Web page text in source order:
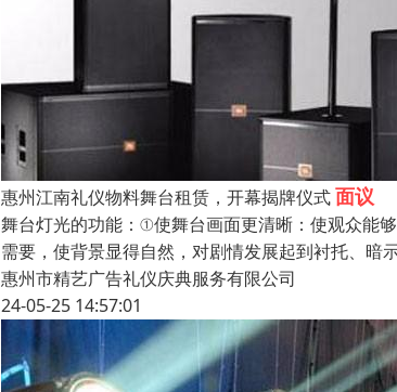
惠州江南礼仪物料舞台租赁，开幕揭牌仪式面议
舞台灯光的功能：①使舞台画面更清晰：使观众能
需要，使背景显得自然，对剧情发展起到衬托、
惠州市精艺广告礼仪庆典服务有限公司
24-05-25 14:57:01